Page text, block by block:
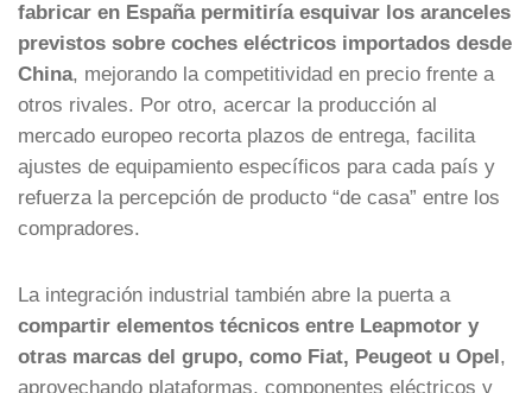
fabricar en España permitiría esquivar los aranceles
previstos sobre coches eléctricos importados desde
China, mejorando la competitividad en precio frente a
otros rivales. Por otro, acercar la producción al
mercado europeo recorta plazos de entrega, facilita
ajustes de equipamiento específicos para cada país y
refuerza la percepción de producto “de casa” entre los
compradores.
La integración industrial también abre la puerta a
compartir elementos técnicos entre Leapmotor y
otras marcas del grupo, como Fiat, Peugeot u Opel,
aprovechando plataformas, componentes eléctricos y